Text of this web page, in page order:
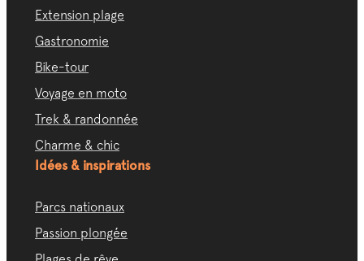
Extension plage
Gastronomie
Bike-tour
Voyage en moto
Trek & randonnée
Charme & chic
Idées & inspirations
Parcs nationaux
Passion plongée